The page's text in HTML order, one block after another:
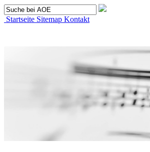
Startseite Sitemap Kontakt